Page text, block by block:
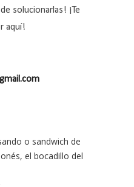
solucionarlas! ¡Te
aquí!
o sandwich de
el bocadillo del